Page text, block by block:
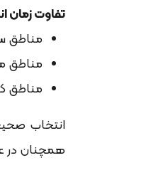
تفاوت زمان
مناطق
مناطق
مناطق
انتخاب
همچنان در